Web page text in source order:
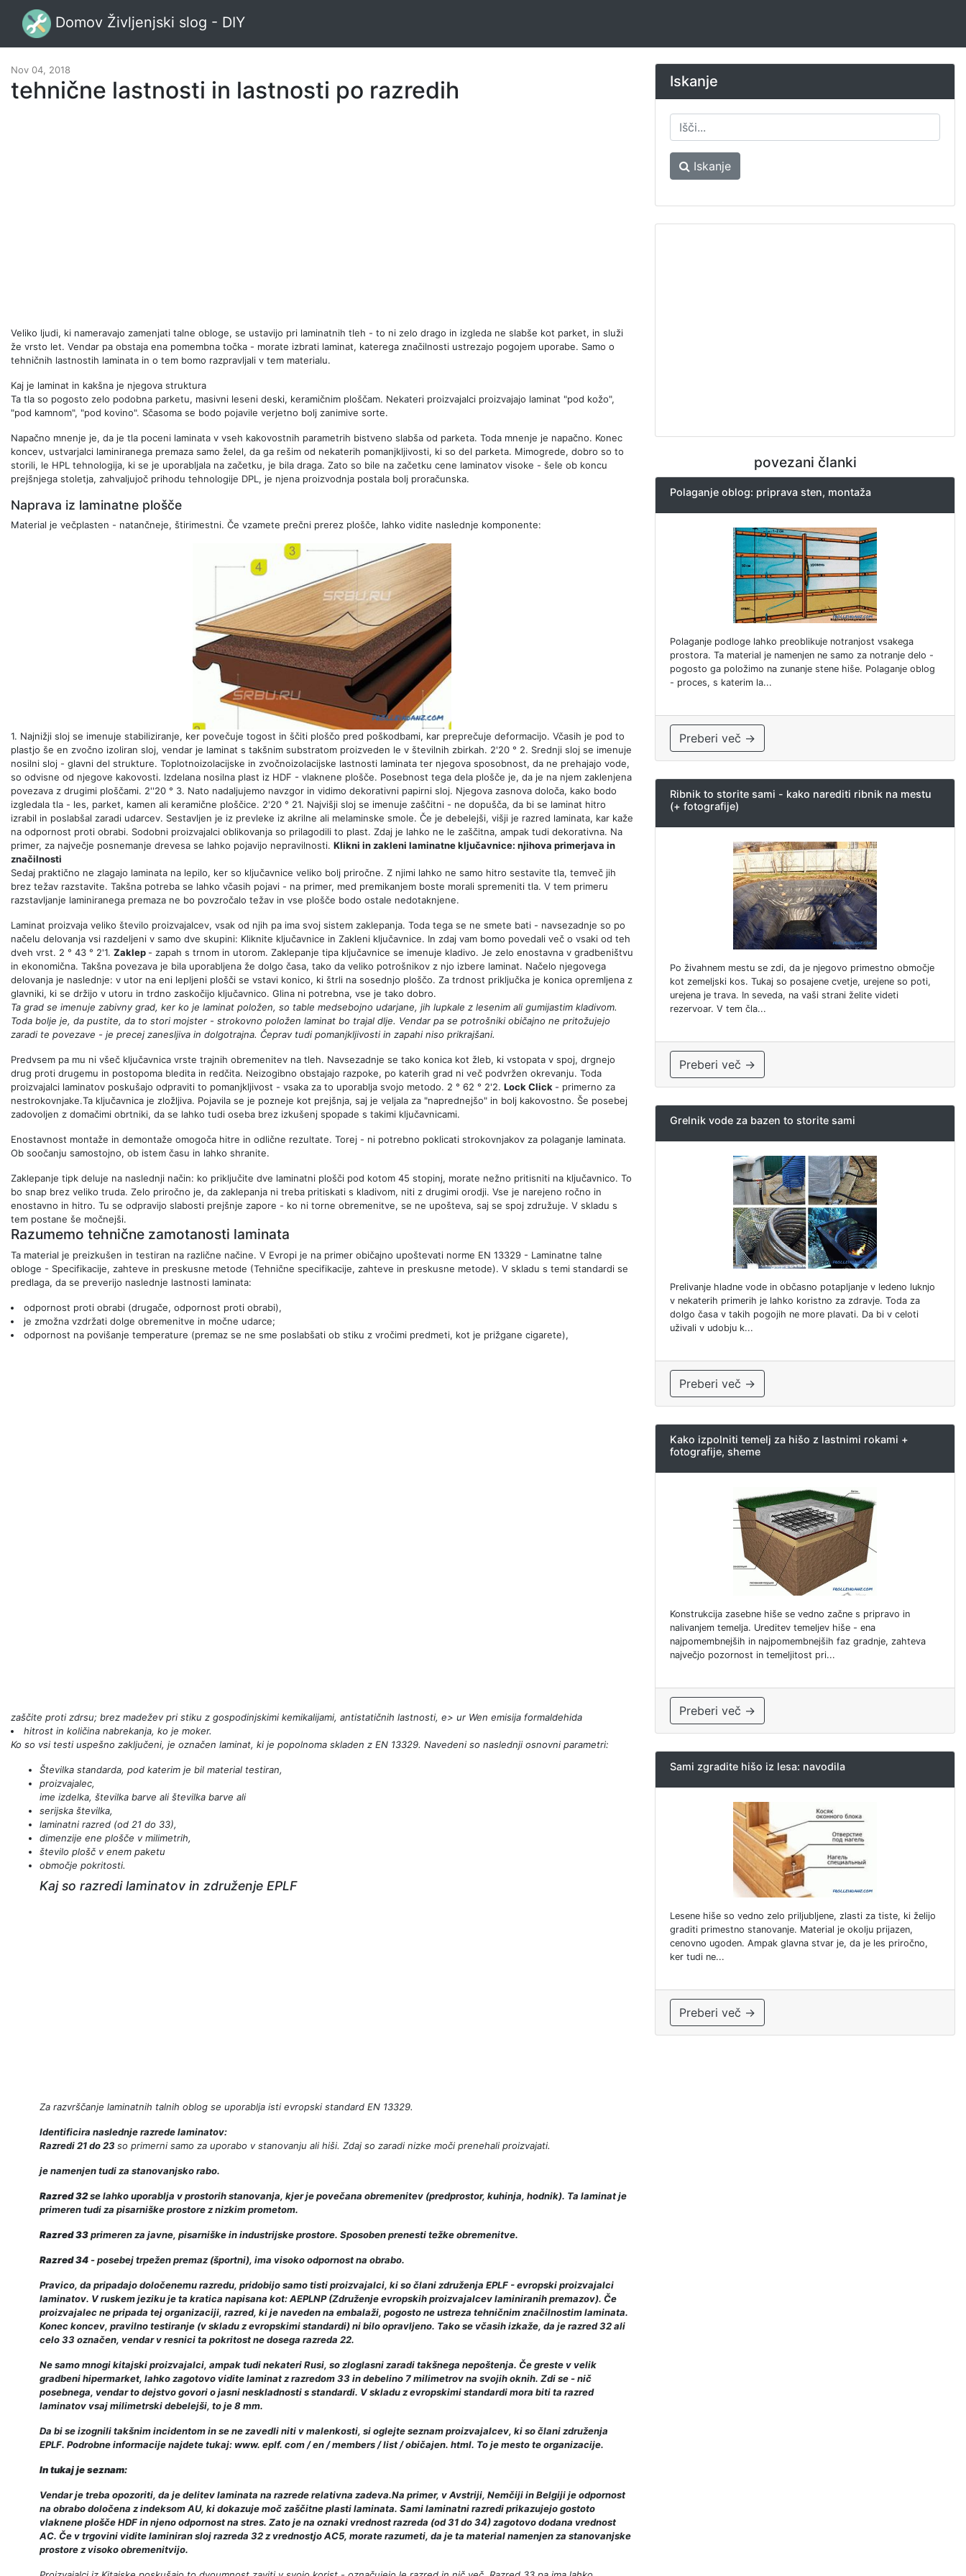
Domov Življenjski slog - DIY
Nov 04, 2018
tehnične lastnosti in lastnosti po razredih
Veliko ljudi, ki nameravajo zamenjati talne obloge, se ustavijo pri laminatnih tleh - to ni zelo drago in izgleda ne slabše kot parket, in služi
že vrsto let. Vendar pa obstaja ena pomembna točka - morate izbrati laminat, katerega značilnosti ustrezajo pogojem uporabe. Samo o
tehničnih lastnostih laminata in o tem bomo razpravljali v tem materialu.
Kaj je laminat in kakšna je njegova struktura
Ta tla so pogosto zelo podobna parketu, masivni leseni deski, keramičnim ploščam. Nekateri proizvajalci proizvajajo laminat "pod kožo",
"pod kamnom", "pod kovino". Sčasoma se bodo pojavile verjetno bolj zanimive sorte.
Napačno mnenje je, da je tla poceni laminata v vseh kakovostnih parametrih bistveno slabša od parketa. Toda mnenje je napačno. Konec
koncev, ustvarjalci laminiranega premaza samo želel, da ga rešim od nekaterih pomanjkljivosti, ki so del parketa. Mimogrede, dobro so to
storili, le HPL tehnologija, ki se je uporabljala na začetku, je bila draga. Zato so bile na začetku cene laminatov visoke - šele ob koncu
prejšnjega stoletja, zahvaljujoč prihodu tehnologije DPL, je njena proizvodnja postala bolj proračunska.
Naprava iz laminatne plošče
Material je večplasten - natančneje, štirimestni. Če vzamete prečni prerez plošče, lahko vidite naslednje komponente:
1. Najnižji sloj se imenuje stabiliziranje, ker povečuje togost in ščiti ploščo pred poškodbami, kar preprečuje deformacijo. Včasih je pod to
plastjo še en zvočno izoliran sloj, vendar je laminat s takšnim substratom proizveden le v številnih zbirkah. 2'20 ° 2. Srednji sloj se imenuje
nosilni sloj - glavni del strukture. Toplotnoizolacijske in zvočnoizolacijske lastnosti laminata ter njegova sposobnost, da ne prehajajo vode,
so odvisne od njegove kakovosti. Izdelana nosilna plast iz HDF - vlaknene plošče. Posebnost tega dela plošče je, da je na njem zaklenjena
povezava z drugimi ploščami. 2''20 ° 3. Nato nadaljujemo navzgor in vidimo dekorativni papirni sloj. Njegova zasnova določa, kako bodo
izgledala tla - les, parket, kamen ali keramične ploščice. 2'20 ° 21. Najvišji sloj se imenuje zaščitni - ne dopušča, da bi se laminat hitro
izrabil in poslabšal zaradi udarcev. Sestavljen je iz prevleke iz akrilne ali melaminske smole. Če je debelejši, višji je razred laminata, kar kaže
na odpornost proti obrabi. Sodobni proizvajalci oblikovanja so prilagodili to plast. Zdaj je lahko ne le zaščitna, ampak tudi dekorativna. Na
primer, za največje posnemanje drevesa se lahko pojavijo nepravilnosti. Klikni in zakleni laminatne ključavnice: njihova primerjava in
značilnosti
Sedaj praktično ne zlagajo laminata na lepilo, ker so ključavnice veliko bolj priročne. Z njimi lahko ne samo hitro sestavite tla, temveč jih
brez težav razstavite. Takšna potreba se lahko včasih pojavi - na primer, med premikanjem boste morali spremeniti tla. V tem primeru
razstavljanje laminiranega premaza ne bo povzročalo težav in vse plošče bodo ostale nedotaknjene.
Laminat proizvaja veliko število proizvajalcev, vsak od njih pa ima svoj sistem zaklepanja. Toda tega se ne smete bati - navsezadnje so po
načelu delovanja vsi razdeljeni v samo dve skupini: Kliknite ključavnice in Zakleni ključavnice. In zdaj vam bomo povedali več o vsaki od teh
dveh vrst. 2 ° 43 ° 2'1. Zaklep - zapah s trnom in utorom. Zaklepanje tipa ključavnice se imenuje kladivo. Je zelo enostavna v gradbeništvu
in ekonomična. Takšna povezava je bila uporabljena že dolgo časa, tako da veliko potrošnikov z njo izbere laminat. Načelo njegovega
delovanja je naslednje: v utor na eni lepljeni plošči se vstavi konico, ki štrli na sosednjo ploščo. Za trdnost priključka je konica opremljena z
glavniki, ki se držijo v utoru in trdno zaskočijo ključavnico. Glina ni potrebna, vse je tako dobro.
Ta grad se imenuje zabivny grad, ker ko je laminat položen, so table medsebojno udarjane, jih lupkale z lesenim ali gumijastim kladivom.
Toda bolje je, da pustite, da to stori mojster - strokovno položen laminat bo trajal dlje. Vendar pa se potrošniki običajno ne pritožujejo
zaradi te povezave - je precej zanesljiva in dolgotrajna. Čeprav tudi pomanjkljivosti in zapahi niso prikrajšani.
Predvsem pa mu ni všeč ključavnica vrste trajnih obremenitev na tleh. Navsezadnje se tako konica kot žleb, ki vstopata v spoj, drgnejo
drug proti drugemu in postopoma bledita in redčita. Neizogibno obstajajo razpoke, po katerih grad ni več podvržen okrevanju. Toda
proizvajalci laminatov poskušajo odpraviti to pomanjkljivost - vsaka za to uporablja svojo metodo. 2 ° 62 ° 2'2. Lock Click - primerno za
nestrokovnjake.Ta ključavnica je zložljiva. Pojavila se je pozneje kot prejšnja, saj je veljala za "naprednejšo" in bolj kakovostno. Še posebej
zadovoljen z domačimi obrtniki, da se lahko tudi oseba brez izkušenj spopade s takimi ključavnicami.
Enostavnost montaže in demontaže omogoča hitre in odlične rezultate. Torej - ni potrebno poklicati strokovnjakov za polaganje laminata.
Ob soočanju samostojno, ob istem času in lahko shranite.
Zaklepanje tipk deluje na naslednji način: ko priključite dve laminatni plošči pod kotom 45 stopinj, morate nežno pritisniti na ključavnico. To
bo snap brez veliko truda. Zelo priročno je, da zaklepanja ni treba pritiskati s kladivom, niti z drugimi orodji. Vse je narejeno ročno in
enostavno in hitro. Tu se odpravijo slabosti prejšnje zapore - ko ni torne obremenitve, se ne upošteva, saj se spoj združuje. V skladu s
tem postane še močnejši.
Razumemo tehnične zamotanosti laminata
Ta material je preizkušen in testiran na različne načine. V Evropi je na primer običajno upoštevati norme EN 13329 - Laminatne talne
obloge - Specifikacije, zahteve in preskusne metode (Tehnične specifikacije, zahteve in preskusne metode). V skladu s temi standardi se
predlaga, da se preverijo naslednje lastnosti laminata:
odpornost proti obrabi (drugače, odpornost proti obrabi),
je zmožna vzdržati dolge obremenitve in močne udarce;
odpornost na povišanje temperature (premaz se ne sme poslabšati ob stiku z vročimi predmeti, kot je prižgane cigarete),
zaščite proti zdrsu; brez madežev pri stiku z gospodinjskimi kemikalijami, antistatičnih lastnosti, e> ur Wen emisija formaldehida
hitrost in količina nabrekanja, ko je moker.
Ko so vsi testi uspešno zaključeni, je označen laminat, ki je popolnoma skladen z EN 13329. Navedeni so naslednji osnovni parametri:
Številka standarda, pod katerim je bil material testiran,
proizvajalec,
ime izdelka, številka barve ali številka barve ali
serijska številka,
laminatni razred (od 21 do 33),
dimenzije ene plošče v milimetrih,
število plošč v enem paketu
območje pokritosti.
Kaj so razredi laminatov in združenje EPLF
Za razvrščanje laminatnih talnih oblog se uporablja isti evropski standard EN 13329.
Identificira naslednje razrede laminatov:
Razredi 21 do 23 so primerni samo za uporabo v stanovanju ali hiši. Zdaj so zaradi nizke moči prenehali proizvajati.
je namenjen tudi za stanovanjsko rabo.
Razred 32se lahko uporablja v prostorih stanovanja, kjer je povečana obremenitev (predprostor, kuhinja, hodnik). Ta laminat je
primeren tudi za pisarniške prostore z nizkim prometom.
Razred 33primeren za javne, pisarniške in industrijske prostore. Sposoben prenesti težke obremenitve.
Razred 34 - posebej trpežen premaz (športni), ima visoko odpornost na obrabo.
Pravico, da pripadajo določenemu razredu, pridobijo samo tisti proizvajalci, ki so člani združenja EPLF - evropski proizvajalci
laminatov. V ruskem jeziku je ta kratica napisana kot: AEPLNP (Združenje evropskih proizvajalcev laminiranih premazov). Če
proizvajalec ne pripada tej organizaciji, razred, ki je naveden na embalaži, pogosto ne ustreza tehničnim značilnostim laminata.
Konec koncev, pravilno testiranje (v skladu z evropskimi standardi) ni bilo opravljeno. Tako se včasih izkaže, da je razred 32 ali
celo 33 označen, vendar v resnici ta pokritost ne dosega razreda 22.
Ne samo mnogi kitajski proizvajalci, ampak tudi nekateri Rusi, so zloglasni zaradi takšnega nepoštenja. Če greste v velik
gradbeni hipermarket, lahko zagotovo vidite laminat z razredom 33 in debelino 7 milimetrov na svojih oknih. Zdi se - nič
posebnega, vendar to dejstvo govori o jasni neskladnosti s standardi. V skladu z evropskimi standardi mora biti ta razred
laminatov vsaj milimetrski debelejši, to je 8 mm.
Da bi se izognili takšnim incidentom in se ne zavedli niti v malenkosti, si oglejte seznam proizvajalcev, ki so člani združenja
EPLF. Podrobne informacije najdete tukaj: www. eplf. com / en / members / list / običajen. html. To je mesto te organizacije.
In tukaj je seznam:
Vendar je treba opozoriti, da je delitev laminata na razrede relativna zadeva.Na primer, v Avstriji, Nemčiji in Belgiji je odpornost
na obrabo določena z indeksom AU, ki dokazuje moč zaščitne plasti laminata. Sami laminatni razredi prikazujejo gostoto
vlaknene plošče HDF in njeno odpornost na stres. Zato je na oznaki vrednost razreda (od 31 do 34) zagotovo dodana vrednost
AC. Če v trgovini vidite laminiran sloj razreda 32 z vrednostjo AC5, morate razumeti, da je ta material namenjen za stanovanjske
prostore z visoko obremenitvijo.
Iskanje
Iskanje
povezani članki
Polaganje oblog: priprava sten, montaža
Polaganje podloge lahko preoblikuje notranjost vsakega
prostora. Ta material je namenjen ne samo za notranje delo -
pogosto ga položimo na zunanje stene hiše. Polaganje oblog
- proces, s katerim la...
Preberi več →
Ribnik to storite sami - kako narediti ribnik na mestu
(+ fotografije)
Po živahnem mestu se zdi, da je njegovo primestno območje
kot zemeljski kos. Tukaj so posajene cvetje, urejene so poti,
urejena je trava. In seveda, na vaši strani želite videti
rezervoar. V tem čla...
Preberi več →
Grelnik vode za bazen to storite sami
Prelivanje hladne vode in občasno potapljanje v ledeno luknjo
v nekaterih primerih je lahko koristno za zdravje. Toda za
dolgo časa v takih pogojih ne more plavati. Da bi v celoti
uživali v udobju k...
Preberi več →
Kako izpolniti temelj za hišo z lastnimi rokami +
fotografije, sheme
Konstrukcija zasebne hiše se vedno začne s pripravo in
nalivanjem temelja. Ureditev temeljev hiše - ena
najpomembnejših in najpomembnejših faz gradnje, zahteva
največjo pozornost in temeljitost pri...
Preberi več →
Sami zgradite hišo iz lesa: navodila
Lesene hiše so vedno zelo priljubljene, zlasti za tiste, ki želijo
graditi primestno stanovanje. Material je okolju prijazen,
cenovno ugoden. Ampak glavna stvar je, da je les priročno,
ker tudi ne...
Preberi več →